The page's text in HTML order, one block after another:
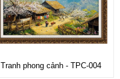
Tranh phong cảnh - TPC-004